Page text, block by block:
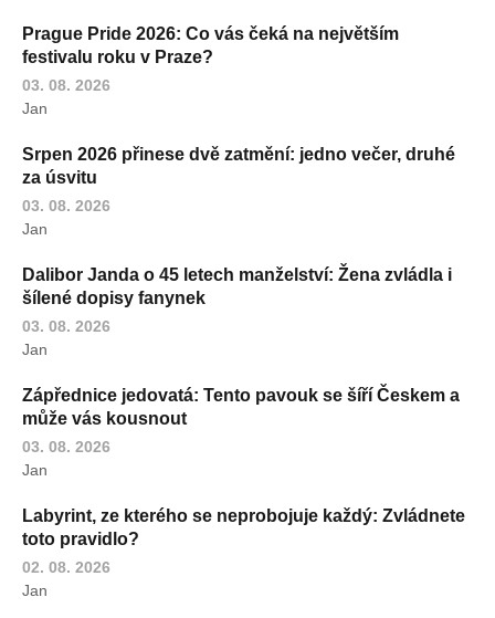
Prague Pride 2026: Co vás čeká na největším
festivalu roku v Praze?
03. 08. 2026
Jan
Srpen 2026 přinese dvě zatmění: jedno večer, druhé
za úsvitu
03. 08. 2026
Jan
Dalibor Janda o 45 letech manželství: Žena zvládla i
šílené dopisy fanynek
03. 08. 2026
Jan
Zápřednice jedovatá: Tento pavouk se šíří Českem a
může vás kousnout
03. 08. 2026
Jan
Labyrint, ze kterého se neprobojuje každý: Zvládnete
toto pravidlo?
02. 08. 2026
Jan